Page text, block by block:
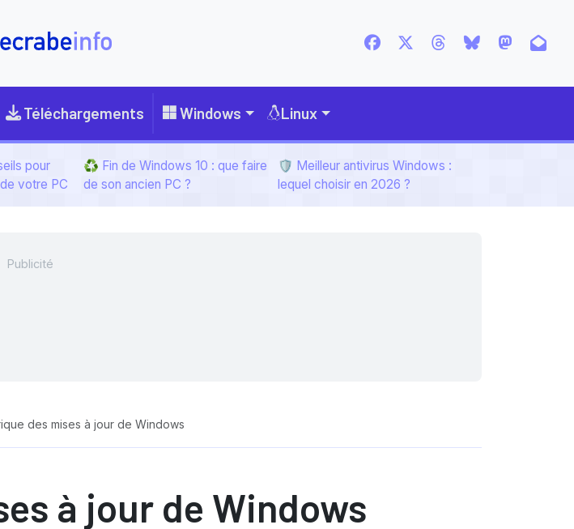
Téléchargements Windows Linux
pour
votre PC
♻️ Fin de Windows 10 : que faire
de son ancien PC ?
🛡️ Meilleur antivirus Windows :
lequel choisir en 2026 ?
des mises à jour de Windows
à jour de Windows